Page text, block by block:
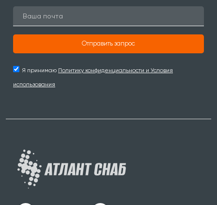
Отправить запрос
Я принимаю Политику конфиденциальности и Условия
использования